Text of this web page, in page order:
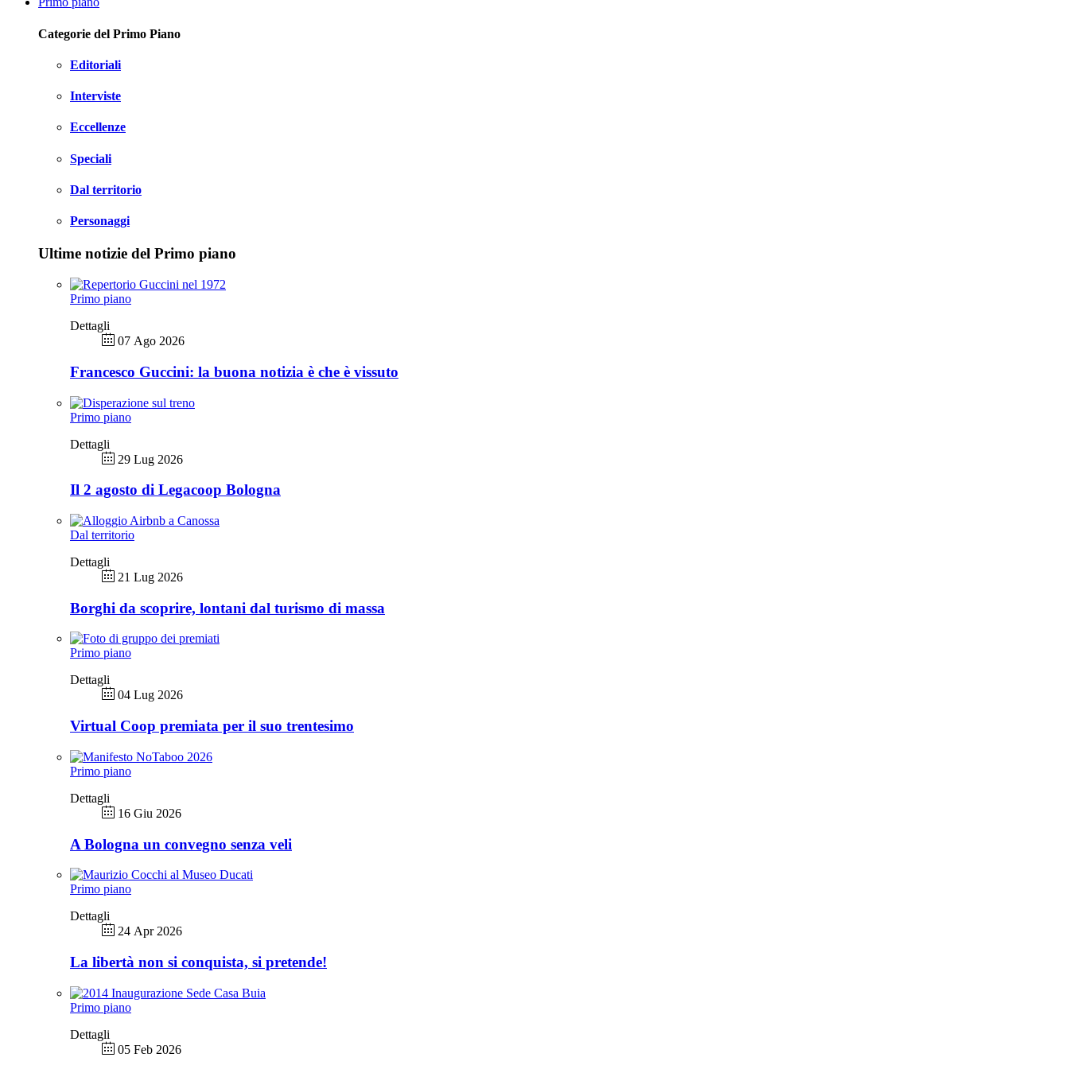
Categorie del Primo Piano
Editoriali
Interviste
Eccellenze
Speciali
Dal territorio
Personaggi
Ultime notizie del Primo piano
Primo piano
Dettagli
07 Ago 2026
Francesco Guccini: la buona notizia è che è vissuto
Primo piano
Dettagli
29 Lug 2026
Il 2 agosto di Legacoop Bologna
Dal territorio
Dettagli
21 Lug 2026
Borghi da scoprire, lontani dal turismo di massa
Primo piano
Dettagli
04 Lug 2026
Virtual Coop premiata per il suo trentesimo
Primo piano
Dettagli
16 Giu 2026
A Bologna un convegno senza veli
Primo piano
Dettagli
24 Apr 2026
La libertà non si conquista, si pretende!
Primo piano
Dettagli
05 Feb 2026